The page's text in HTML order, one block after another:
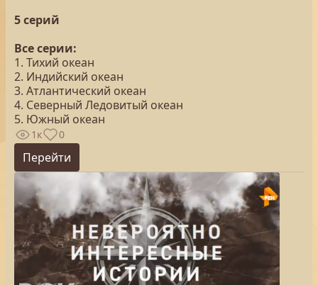
5 серий
Все серии:
1. Тихий океан
2. Индийский океан
3. Атлантический океан
4. Северный Ледовитый океан
5. Южный океан
1к 0
Перейти